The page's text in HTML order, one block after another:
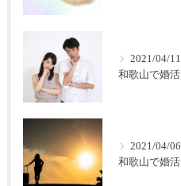
2021/04/11
2021/04/06